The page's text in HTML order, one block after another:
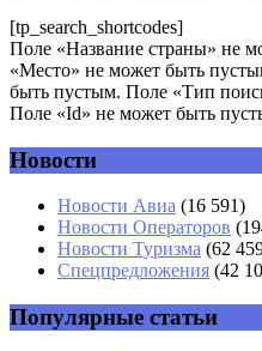
Имя *
Email*
[tp_search_shortcodes]
Поле «Название страны» не
«Место» не может быть
быть пустым. Поле «Тип
Поле «Id» не может быть
Новости
Новости Авиа (16 591)
Новости Операторов
Новости Туризма (62
Спецпредложения (42
Популярные статьи